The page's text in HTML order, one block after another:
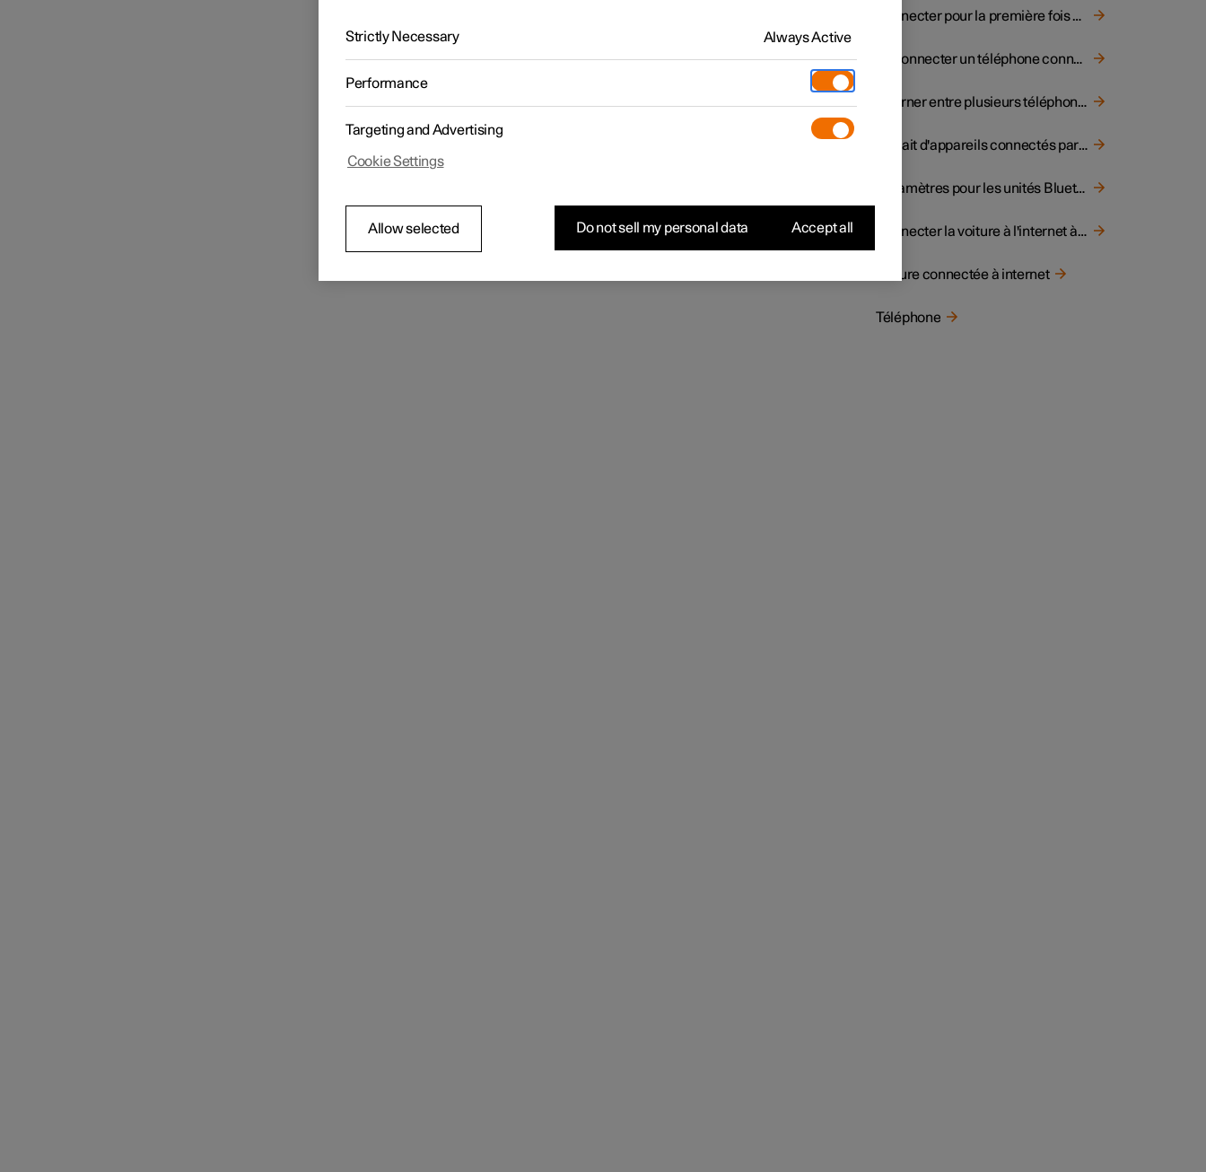
Il est possible de connecter manuellement un téléphone à la voiture par
Bluetooth. Le téléphone doit avoir été connecté à la voiture une fois auparavant.
Activez la fonction Bluetooth du téléphone.
Appuyez sur le nom du téléphone que vous souhaitez associer.
Connecter pour la première fois un téléphone à la voiture au moyen de Bluetooth
Déconnecter un téléphone connecté par Bluetooth
Alterner entre plusieurs téléphones connectés par Bluetooth
Retrait d'appareils connectés par Bluetooth
Paramètres pour les unités Bluetooth
Connecter la voiture à l'internet à l'aide d'un téléphone connecté par Bluetooth
Voiture connectée à internet
Téléphone
Strictly Necessary Always Active
Performance
Targeting and Advertising
Cookie Settings
Allow selected Do not sell my personal data Accept all